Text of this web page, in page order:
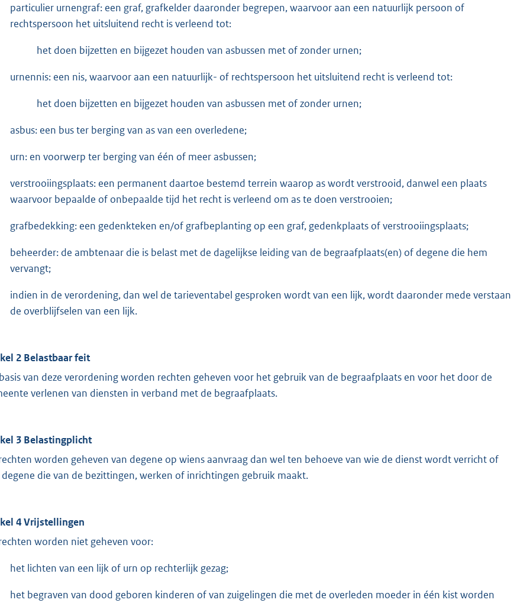
particulier urnengraf: een graf, grafkelder daaronder begrepen, waarvoor aan een natuurlijk persoon of
rechtspersoon het uitsluitend recht is verleend tot:
het doen bijzetten en bijgezet houden van asbussen met of zonder urnen;
urnennis: een nis, waarvoor aan een natuurlijk- of rechtspersoon het uitsluitend recht is verleend tot:
het doen bijzetten en bijgezet houden van asbussen met of zonder urnen;
asbus: een bus ter berging van as van een overledene;
urn: en voorwerp ter berging van één of meer asbussen;
verstrooiingsplaats: een permanent daartoe bestemd terrein waarop as wordt verstrooid, danwel een plaats
waarvoor bepaalde of onbepaalde tijd het recht is verleend om as te doen verstrooien;
grafbedekking: een gedenkteken en/of grafbeplanting op een graf, gedenkplaats of verstrooiingsplaats;
beheerder: de ambtenaar die is belast met de dagelijkse leiding van de begraafplaats(en) of degene die hem
vervangt;
indien in de verordening, dan wel de tarieventabel gesproken wordt van een lijk, wordt daaronder mede verstaan
de overblijfselen van een lijk.
2 Belastbaar feit
van deze verordening worden rechten geheven voor het gebruik van de begraafplaats en voor het door de
verlenen van diensten in verband met de begraafplaats.
3 Belastingplicht
worden geheven van degene op wiens aanvraag dan wel ten behoeve van wie de dienst wordt verricht of
die van de bezittingen, werken of inrichtingen gebruik maakt.
4 Vrijstellingen
worden niet geheven voor:
het lichten van een lijk of urn op rechterlijk gezag;
het begraven van dood geboren kinderen of van zuigelingen die met de overleden moeder in één kist worden